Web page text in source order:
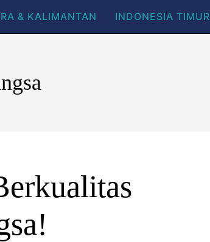
& KALIMANTAN INDONESIA TIMUR